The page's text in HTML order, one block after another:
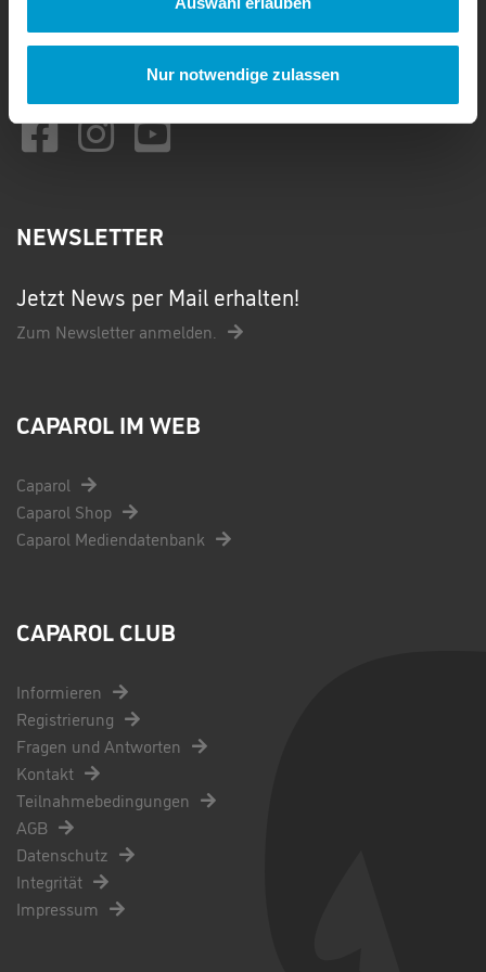
Nur notwendige zulassen
Freitag: 09:00 bis 16:00 Uhr
kontakt@caparol-club.de
NEWSLETTER
Jetzt News per Mail erhalten!
Zum Newsletter anmelden.
CAPAROL IM WEB
Caparol
Caparol Shop
Caparol Mediendatenbank
CAPAROL CLUB
Informieren
Registrierung
Fragen und Antworten
Kontakt
Teilnahmebedingungen
AGB
Datenschutz
Integrität
Impressum